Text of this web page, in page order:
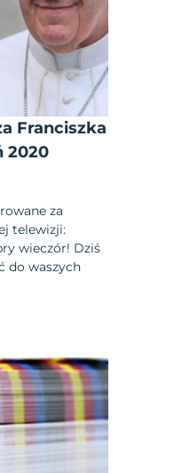
Franciszka
2020
za
telewizji:
wieczór! Dziś
do waszych